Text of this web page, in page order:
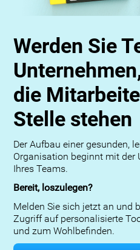
Werden Sie
die
Stelle stehen
Der Aufbau einer gesunden,
Organisation beginnt mit der
Ihres Teams.
Bereit, loszulegen?
Melden Sie sich jetzt an und
Zugriff auf personalisierte
und zum Wohlbefinden.